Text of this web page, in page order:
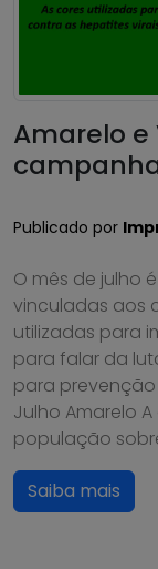
Amarelo e
Publicado por
O mês de julho
vinculadas aos
utilizadas para
para falar da
para
Julho Amarelo
população
Saiba mais